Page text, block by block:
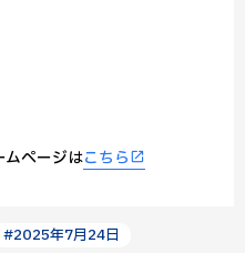
ページはこちら
#2025年7月24日